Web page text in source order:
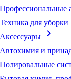
Профессиональные
Техника для уборки
Аксессуары keyboard_arrow_right
Автохимия и
Полировальные